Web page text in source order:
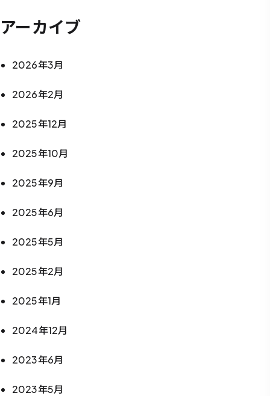
アーカイブ
2026年3月
2026年2月
2025年12月
2025年10月
2025年9月
2025年6月
2025年5月
2025年2月
2025年1月
2024年12月
2023年6月
2023年5月